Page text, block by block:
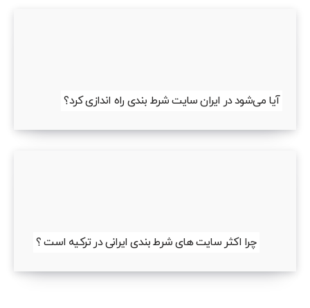
آیا می‌شود در ایران سایت شرط بندی راه اندازی کرد؟
چرا اکثر سایت های شرط بندی ایرانی در ترکیه است ؟